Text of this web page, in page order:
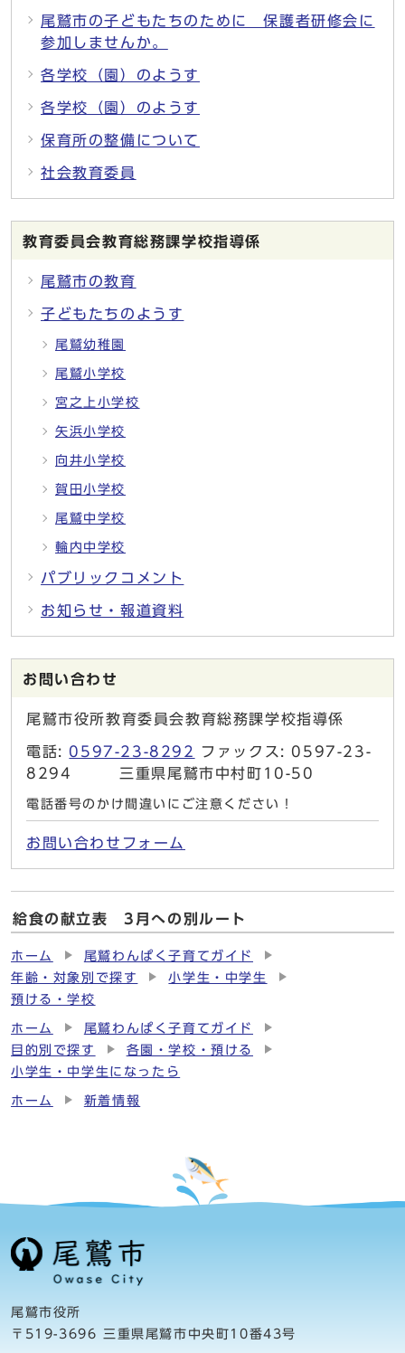
尾鷲市の子どもたちのために 保護者研修会に
参加しませんか。
各学校（園）のようす
各学校（園）のようす
保育所の整備について
社会教育委員
教育委員会教育総務課学校指導係
尾鷲市の教育
子どもたちのようす
尾鷲幼稚園
尾鷲小学校
宮之上小学校
矢浜小学校
向井小学校
賀田小学校
尾鷲中学校
輪内中学校
パブリックコメント
お知らせ・報道資料
お問い合わせ
尾鷲市役所教育委員会教育総務課学校指導係
電話: 0597-23-8292
ファックス: 0597-23-
8294 三重県尾鷲市中村町10-50
電話番号のかけ間違いにご注意ください！
お問い合わせフォーム
給食の献立表 3月への別ルート
ホーム
尾鷲わんぱく子育てガイド
年齢・対象別で探す
小学生・中学生
預ける・学校
ホーム
尾鷲わんぱく子育てガイド
目的別で探す
各園・学校・預ける
小学生・中学生になったら
ホーム 新着情報
尾鷲市役所
〒519-3696 三重県尾鷲市中央町10番43号